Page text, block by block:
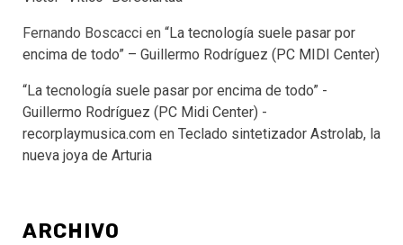
Fernando Boscacci en “La tecnología suele pasar por
encima de todo” – Guillermo Rodríguez (PC MIDI Center)
“La tecnología suele pasar por encima de todo” -
Guillermo Rodríguez (PC Midi Center) -
recorplaymusica.com en Teclado sintetizador Astrolab, la
nueva joya de Arturia
ARCHIVO